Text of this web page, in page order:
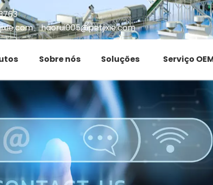
、haorui005@petjixie.com
Sobre nós Soluções Serviço